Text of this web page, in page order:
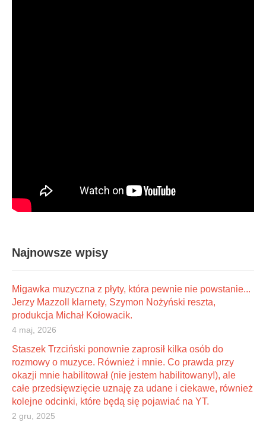
Najnowsze wpisy
Migawka muzyczna z płyty, która pewnie nie powstanie...
Jerzy Mazzoll klarnety, Szymon Nożyński reszta,
produkcja Michał Kołowacik.
4 maj, 2026
Staszek Trzciński ponownie zaprosił kilka osób do
rozmowy o muzyce. Również i mnie. Co prawda przy
okazji mnie habilitował (nie jestem habilitowany!), ale
całe przedsięwzięcie uznaję za udane i ciekawe, również
kolejne odcinki, które będą się pojawiać na YT.
2 gru, 2025